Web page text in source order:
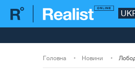
Головна Новини